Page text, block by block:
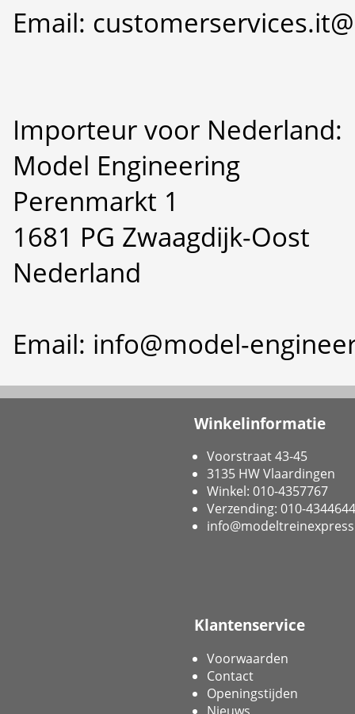
Email:
Importeur voor Nederland:
Model Engineering
Perenmarkt 1
1681 PG Zwaagdijk-Oost
Nederland
Email: info@model-
Winkelinformatie
Voorstraat 43-45
3135 HW Vlaardingen
Winkel: 010-4357767
Verzending: 010-4344644
Klantenservice
Voorwaarden
Contact
Openingstijden